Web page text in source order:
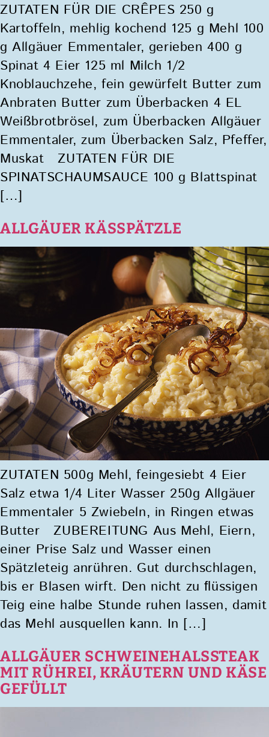
ZUTATEN FÜR DIE CRÊPES 250 g
Kartoffeln, mehlig kochend 125 g Mehl 100
g Allgäuer Emmentaler, gerieben 400 g
Spinat 4 Eier 125 ml Milch 1/2
Knoblauchzehe, fein gewürfelt Butter zum
Anbraten Butter zum Überbacken 4 EL
Weißbrotbrösel, zum Überbacken Allgäuer
Emmentaler, zum Überbacken Salz, Pfeffer,
Muskat ZUTATEN FÜR DIE
SPINATSCHAUMSAUCE 100 g Blattspinat
[…]
ALLGÄUER KÄSSPÄTZLE
ZUTATEN 500g Mehl, feingesiebt 4 Eier
Salz etwa 1/4 Liter Wasser 250g Allgäuer
Emmentaler 5 Zwiebeln, in Ringen etwas
Butter ZUBEREITUNG Aus Mehl, Eiern,
einer Prise Salz und Wasser einen
Spätzleteig anrühren. Gut durchschlagen,
bis er Blasen wirft. Den nicht zu ﬂüssigen
Teig eine halbe Stunde ruhen lassen, damit
das Mehl ausquellen kann. In […]
ALLGÄUER SCHWEINEHALSSTEAK
MIT RÜHREI, KRÄUTERN UND KÄSE
GEFÜLLT